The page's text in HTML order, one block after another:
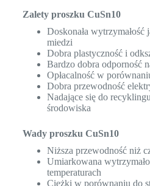
Zalety proszku CuSn10
Doskonała wytrzymałość
miedzi
Dobra plastyczność i
Bardzo dobra odporność
Opłacalność w
Dobra przewodność
Nadające się do
środowiska
Wady proszku CuSn10
Niższa przewodność niż
Umiarkowana
temperaturach
Ciężki w porównaniu do